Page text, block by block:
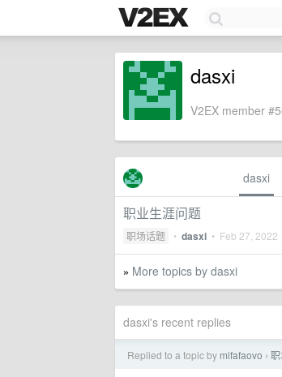
dasxi
V2EX member
dasxi
职业生涯问题
职场话题 • dasxi • Feb 27, 2022
» More topics by dasxi
dasxi's recent replies
Replied to a topic by mifafaovo ›